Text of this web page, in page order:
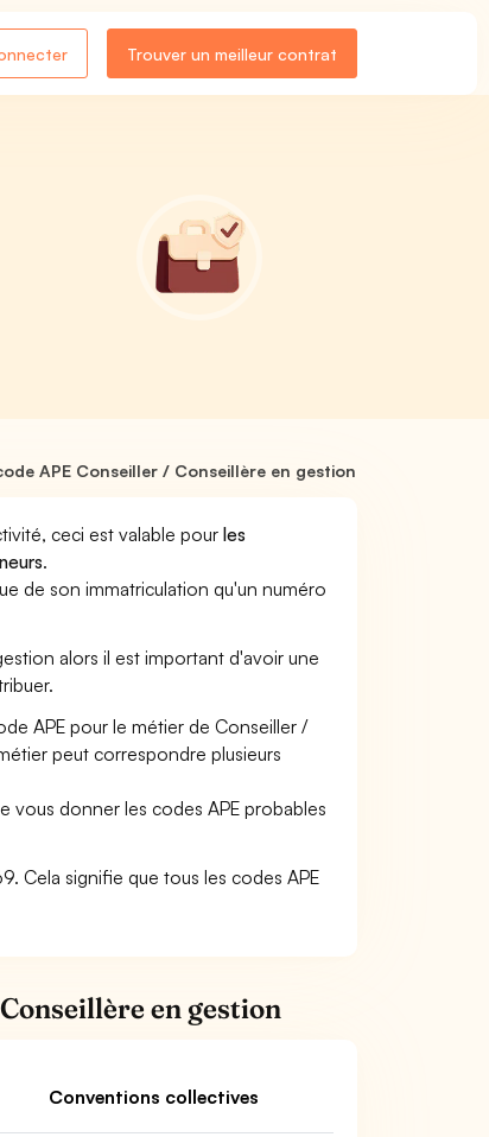
Trouver un meilleur contrat
APE Conseiller / Conseillère en gestion
ceci est valable pourles
.
de son immatriculation qu'un numéro
alors il est important d'avoir une
APE pour le métier de Conseiller /
peut correspondre plusieurs
vous donner les codes APE probables
Cela signifie que tous les codes APE
en gestion
Conventions collectives